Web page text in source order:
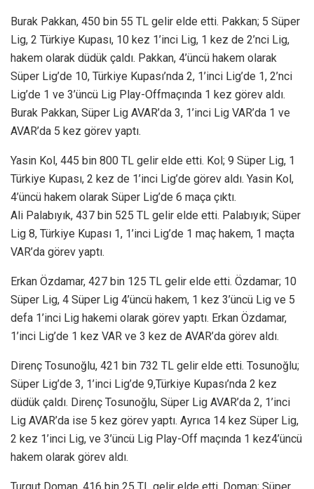
Burak Pakkan, 450 bin 55 TL gelir elde etti. Pakkan; 5 Süper
Lig, 2 Türkiye Kupası, 10 kez 1’inci Lig, 1 kez de 2’nci Lig,
hakem olarak düdük çaldı. Pakkan, 4’üncü hakem olarak
Süper Lig’de 10, Türkiye Kupası’nda 2, 1’inci Lig’de 1, 2’nci
Lig’de 1 ve 3’üncü Lig Play-Offmaçında 1 kez görev aldı.
Burak Pakkan, Süper Lig AVAR’da 3, 1’inci Lig VAR’da 1 ve
AVAR’da 5 kez görev yaptı.
Yasin Kol, 445 bin 800 TL gelir elde etti. Kol; 9 Süper Lig, 1
Türkiye Kupası, 2 kez de 1’inci Lig’de görev aldı. Yasin Kol,
4’üncü hakem olarak Süper Lig’de 6 maça çıktı.
Ali Palabıyık, 437 bin 525 TL gelir elde etti. Palabıyık; Süper
Lig 8, Türkiye Kupası 1, 1’inci Lig’de 1 maç hakem, 1 maçta
VAR’da görev yaptı.
Erkan Özdamar, 427 bin 125 TL gelir elde etti. Özdamar; 10
Süper Lig, 4 Süper Lig 4’üncü hakem, 1 kez 3’üncü Lig ve 5
defa 1’inci Lig hakemi olarak görev yaptı. Erkan Özdamar,
1’inci Lig’de 1 kez VAR ve 3 kez de AVAR’da görev aldı.
Direnç Tosunoğlu, 421 bin 732 TL gelir elde etti. Tosunoğlu;
Süper Lig’de 3, 1’inci Lig’de 9,Türkiye Kupası’nda 2 kez
düdük çaldı. Direnç Tosunoğlu, Süper Lig AVAR’da 2, 1’inci
Lig AVAR’da ise 5 kez görev yaptı. Ayrıca 14 kez Süper Lig,
2 kez 1’inci Lig, ve 3’üncü Lig Play-Off maçında 1 kez4’üncü
hakem olarak görev aldı.